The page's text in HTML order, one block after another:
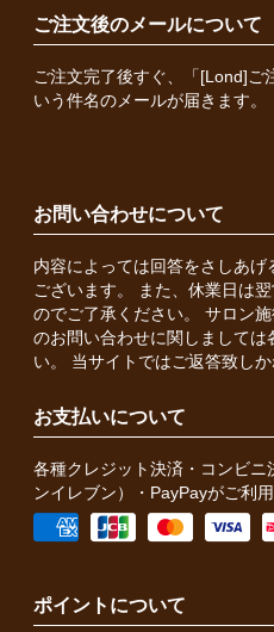
ご注文後のメールについて
ご注文完了後すぐ、「[Lond]ご
いう件名のメールが届きます。
お問い合わせについて
内容によっては回答をさしあ
ございます。 また、休業日は
のでご了承ください。 サロン
のお問い合わせに関しましては
い。 当サイトではご返答致し
お支払いについて
各種クレジット決済・コンビ
ンイレブン）・PayPayがご利用
ポイントについて